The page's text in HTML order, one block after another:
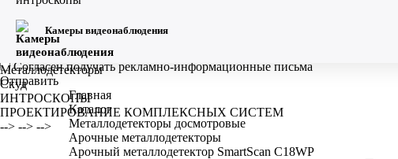
Камеры видеонаблюдения
Металлодетекторы
Скуд
ИНТРОСКОПЫ
ПРОЕКТИРОВАНИЕ КОМПЛЕКСНЫХ СИСТЕМ
--> --> -->
Ваше имя
Поля, отмеченные знаком
Я ознакомлен и согласен сполитикой обработки
персональных данных
Согласен получать рекламно-информационные письма
Отправить
Главная
Каталог
Металлодетекторы досмотровые
Арочные металлодетекторы
Арочный металлодетектор SmartScan C18WP